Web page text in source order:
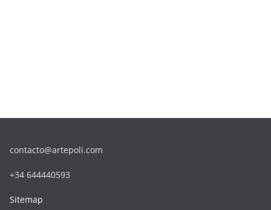
contacto@artepoli.com
+34 644440593
Sitemap